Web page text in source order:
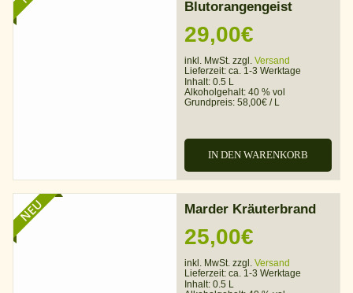
Blutorangengeist
29,00€
inkl. MwSt. zzgl. Versand
Lieferzeit: ca. 1-3 Werktage
Inhalt: 0.5 L
Alkoholgehalt: 40 % vol
Grundpreis: 58,00€ / L
IN DEN WARENKORB
NEU Marder Kräuterbrand
25,00€
inkl. MwSt. zzgl. Versand
Lieferzeit: ca. 1-3 Werktage
Inhalt: 0.5 L